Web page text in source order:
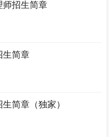
师招生简章
生简章
简章（独家）